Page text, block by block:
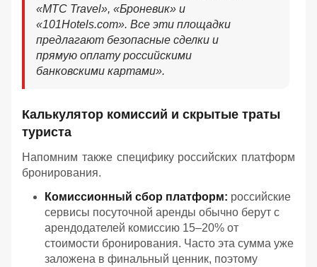
«МТС Travel», «Броневик» и
«101Hotels.com». Все эти площадки
предлагают безопасные сделки и
прямую оплату российскими
банковскими картами».
Калькулятор комиссий и скрытые траты
туриста
Напомним также специфику российских платформ
бронирования.
Комиссионный сбор платформ: российские
сервисы посуточной аренды обычно берут с
арендодателей комиссию 15–20% от
стоимости бронирования. Часто эта сумма уже
заложена в финальный ценник, поэтому